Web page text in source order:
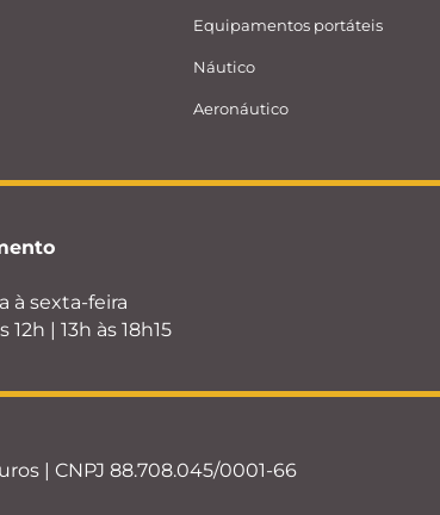
Equipamentos portáteis
Náutico
Aeronáutico
à sexta-feira
12h | 13h às 18h15
| CNPJ 88.708.045/0001-66